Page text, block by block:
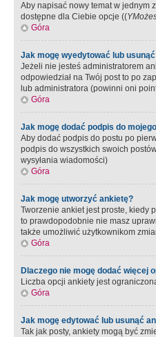
Aby napisać nowy temat w jednym
dostępne dla Ciebie opcje ((
Góra
Jak mogę wyedytować lub
Jeżeli nie jesteś administratorem
odpowiedział na Twój post to po
lub administratora (powinni oni
Góra
Jak mogę dodać podpis do
Aby dodać podpis do postu po
podpis do wszystkich swoich
wysyłania wiadomości)
Góra
Jak mogę utworzyć ankietę?
Tworzenie ankiet jest proste, kiedy
to prawdopodobnie nie masz
także umożliwić użytkownikom
Góra
Dlaczego nie mogę dodać więcej
Liczba opcji ankiety jest
Góra
Jak mogę edytować lub usunąć
Tak jak posty, ankiety mogą być